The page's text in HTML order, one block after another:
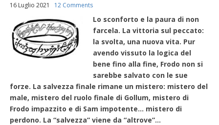
16 Luglio 2021 12 Comments
Lo sconforto e la paura di non
farcela. La vittoria sul peccato:
la svolta, una nuova vita. Pur
avendo vissuto la logica del
bene fino alla fine, Frodo non si
sarebbe salvato con le sue
forze. La salvezza finale rimane un mistero: mistero del
male, mistero del ruolo finale di Gollum, mistero di
Frodo impazzito e di Sam impotente… mistero di
perdono. La “salvezza” viene da “altrove”…